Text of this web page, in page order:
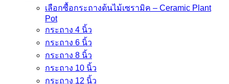
เลือกซื้อกระถางต้นไม้เซรามิค – Ceramic Plant
Pot
กระถาง 4 นิ้ว
กระถาง 6 นิ้ว
กระถาง 8 นิ้ว
กระถาง 10 นิ้ว
กระถาง 12 นิ้ว